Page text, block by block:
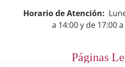
Horario de Atención:
a 14:00 y de 17:00
Páginas